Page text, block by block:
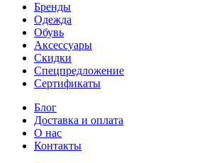
Бренды
Одежда
Обувь
Аксессуары
Скидки
Спецпредложение
Сертификаты
Блог
Доставка и оплата
О нас
Контакты